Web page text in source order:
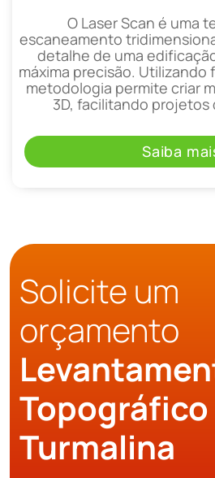
O Laser Scan é uma
escaneamento
detalhe de uma
máxima precisão. Utilizando
metodologia permite criar
3D, facilitando projetos
Saiba
Solicite um
orçamento
Topográfico
Turmalina